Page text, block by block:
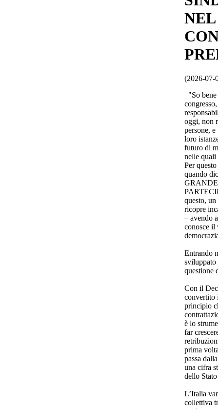
(2026-07-
"So
oggi, non
persone,
loro
futuro di
nelle quali
Per
quando
questo,
ricopre
– avendo
conosce il
Entrando
sviluppato
Con il
convertito
principio
è lo
far
prima
passa
una cifra
dello Stato
L’Italia
collettiva